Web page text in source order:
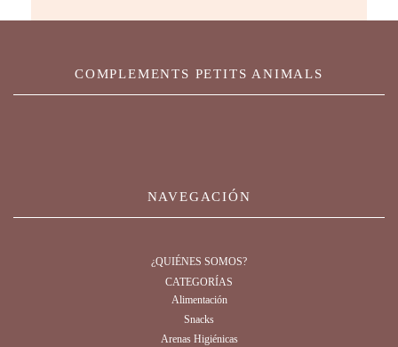
COMPLEMENTS PETITS ANIMALS
NAVEGACIÓN
¿QUIÉNES SOMOS?
CATEGORÍAS
Alimentación
Snacks
Arenas Higiénicas